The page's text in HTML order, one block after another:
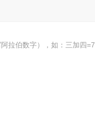
拉伯数字），如：三加四=7